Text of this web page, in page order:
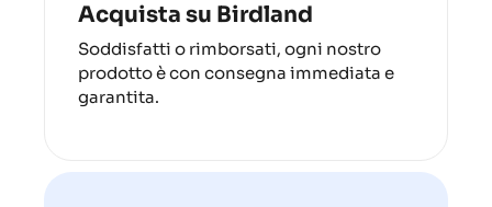
Acquista su Birdland
Soddisfatti o rimborsati, ogni nostro
prodotto è con consegna immediata e
garantita.